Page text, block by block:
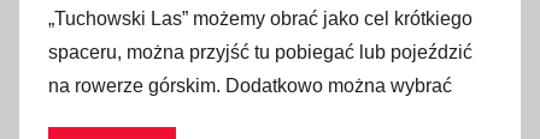
u
b
l
i
„Tuchowski Las” możemy obrać jako cel krótkiego
spaceru, można przyjść tu pobiegać lub pojeździć
na rowerze górskim. Dodatkowo można wybrać